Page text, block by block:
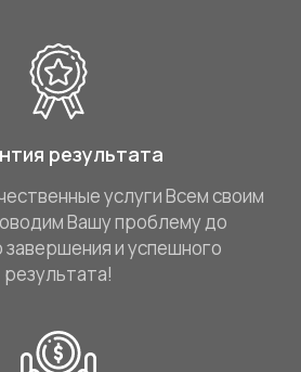
результата
услуги Всем своим
Вашу проблему до
завершения и успешного
результата!